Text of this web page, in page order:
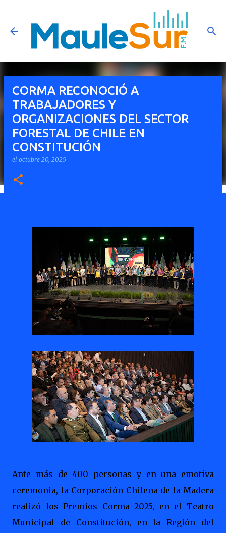
Ir al contenido principal
CORMA RECONOCIÓ A
TRABAJADORES Y
ORGANIZACIONES DEL SECTOR
FORESTAL DE CHILE EN
CONSTITUCIÓN
el octubre 20, 2025
Ante más de 400 personas y en una emotiva
ceremonia, la Corporación Chilena de la Madera
realizó los Premios Corma 2025, en el Teatro
Municipal de Constitución, en la Región del